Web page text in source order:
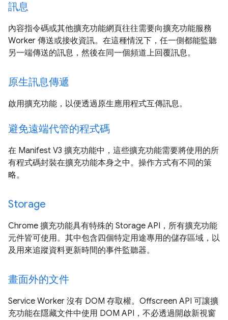
訊息
內容指令碼或其他擴充功能網頁往往需要向擴充功能服務
Worker 傳送或接收資訊。在這種情況下，任一側都能監聽
另一端傳送的訊息，然後在同一個頻道上回覆訊息。
原生訊息傳遞
啟用擴充功能，以便透過原生應用程式互傳訊息。
避免遠端代管的程式碼
在 Manifest V3 擴充功能中，這些擴充功能需要將使用的所
有程式碼封裝在擴充功能本身之中。操作方式有不同的策
略。
Storage
Chrome 擴充功能具有特殊的 Storage API，所有擴充功能
元件皆可使用。其中包含四個特定用途專用的儲存區域，以
及用來追蹤資料更新時間的事件監聽器。
畫面外的文件
Service Worker 沒有 DOM 存取權。Offscreen API 可讓擴
充功能在隱藏文件中使用 DOM API，不必透過開啟新視窗